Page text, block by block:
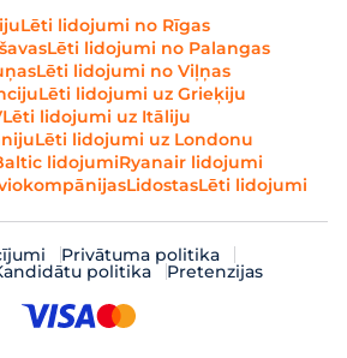
Lēti lidojumi no Rīgas
Lēti lidojumi no Palangas
Lēti lidojumi no Viļņas
Lēti lidojumi uz Grieķiju
Lēti lidojumi uz Itāliju
Lēti lidojumi uz Londonu
lidojumiRyanair lidojumi
LidostasLēti lidojumi
Privātuma politika
politika Pretenzijas